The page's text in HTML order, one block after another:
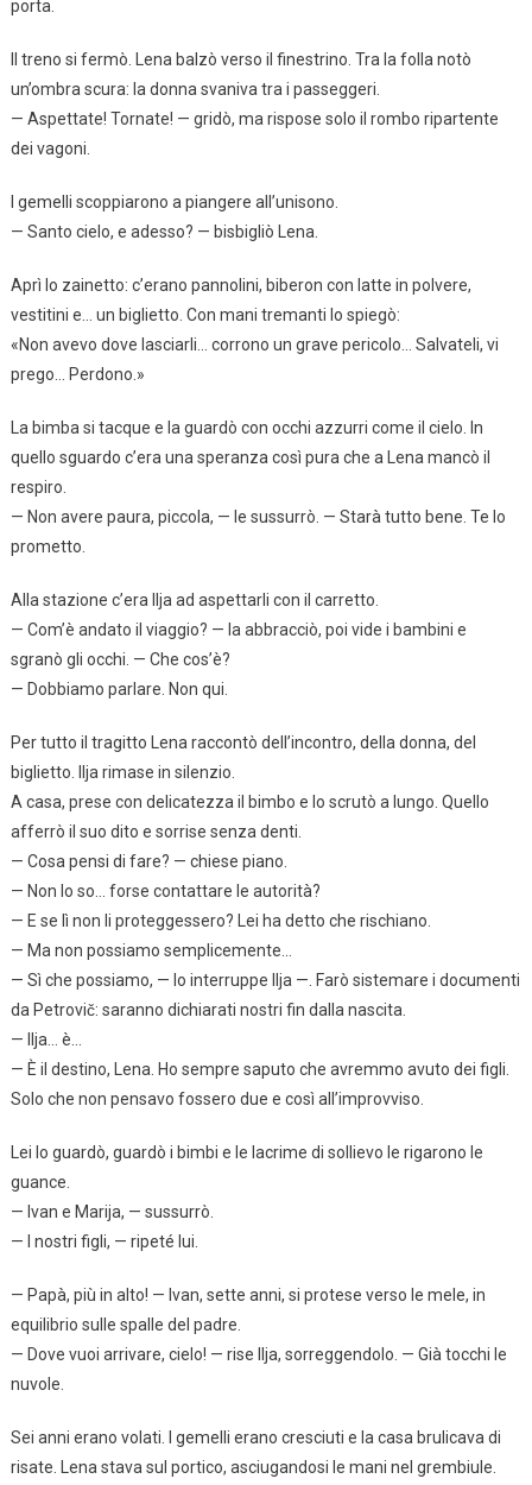
porta.
Il treno si fermò. Lena balzò verso il finestrino. Tra la folla notò
un’ombra scura: la donna svaniva tra i passeggeri.
— Aspettate! Tornate! — gridò, ma rispose solo il rombo ripartente
dei vagoni.
I gemelli scoppiarono a piangere all’unisono.
— Santo cielo, e adesso? — bisbigliò Lena.
Aprì lo zainetto: c’erano pannolini, biberon con latte in polvere,
vestitini e… un biglietto. Con mani tremanti lo spiegò:
«Non avevo dove lasciarli… corrono un grave pericolo… Salvateli, vi
prego… Perdono.»
La bimba si tacque e la guardò con occhi azzurri come il cielo. In
quello sguardo c’era una speranza così pura che a Lena mancò il
respiro.
— Non avere paura, piccola, — le sussurrò. — Starà tutto bene. Te lo
prometto.
Alla stazione c’era Ilja ad aspettarli con il carretto.
— Com’è andato il viaggio? — la abbracciò, poi vide i bambini e
sgranò gli occhi. — Che cos’è?
— Dobbiamo parlare. Non qui.
Per tutto il tragitto Lena raccontò dell’incontro, della donna, del
biglietto. Ilja rimase in silenzio.
A casa, prese con delicatezza il bimbo e lo scrutò a lungo. Quello
afferrò il suo dito e sorrise senza denti.
— Cosa pensi di fare? — chiese piano.
— Non lo so… forse contattare le autorità?
— E se lì non li proteggessero? Lei ha detto che rischiano.
— Ma non possiamo semplicemente…
— Sì che possiamo, — lo interruppe Ilja —. Farò sistemare i documenti
da Petrovič: saranno dichiarati nostri fin dalla nascita.
— Ilja… è…
— È il destino, Lena. Ho sempre saputo che avremmo avuto dei figli.
Solo che non pensavo fossero due e così all’improvviso.
Lei lo guardò, guardò i bimbi e le lacrime di sollievo le rigarono le
guance.
— Ivan e Marija, — sussurrò.
— I nostri figli, — ripeté lui.
— Papà, più in alto! — Ivan, sette anni, si protese verso le mele, in
equilibrio sulle spalle del padre.
— Dove vuoi arrivare, cielo! — rise Ilja, sorreggendolo. — Già tocchi le
nuvole.
Sei anni erano volati. I gemelli erano cresciuti e la casa brulicava di
risate. Lena stava sul portico, asciugandosi le mani nel grembiule.